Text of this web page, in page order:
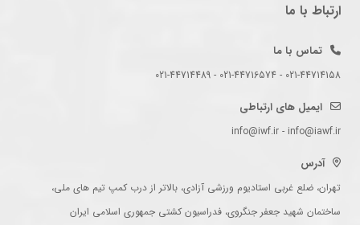
ارتباط با ما
تماس با ما
021-44714158 - 021-44716574 - 021-44714489
ایمیل های ارتباطی
info@iwf.ir - info@iawf.ir
آدرس
تهران، ضلع غربی استادیوم ورزشی آزادی، بالاتر از درب کمپ تیم های ملی،
ساختمان شهید جعفر جنگروی، فدراسیون کشتی جمهوری اسلامی ایران